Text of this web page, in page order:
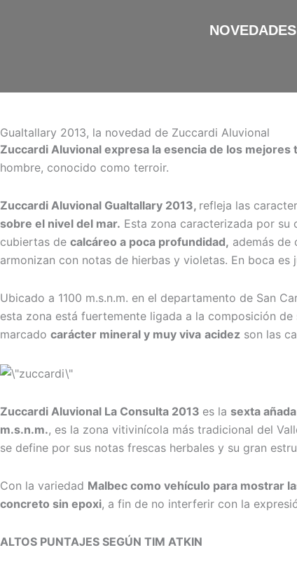
NOVEDADES
Gualtallary 2013, la novedad de Zuccardi Aluvional
Zuccardi Aluvional expresa la esencia de los
hombre, conocido como terroir.
Zuccardi Aluvional Gualtallary 2013, refleja las
sobre el nivel del mar. Esta zona caracterizada por su
cubiertas de calcáreo a poca profundidad, además de
armonizan con notas de hierbas y violetas. En boca
Ubicado a 1100 m.s.n.m. en el departamento de San
esta zona está fuertemente ligada a la composición de
marcado carácter mineral y muy viva acidez son las
Zuccardi Aluvional La Consulta 2013 es la sexta
m.s.n.m., es la zona vitivinícola más tradicional del
se define por sus notas frescas herbales y su gran
Con la variedad Malbec como vehículo para mostrar
concreto sin epoxi, a fin de no interferir con la
ALTOS PUNTAJES SEGÚN TIM ATKIN